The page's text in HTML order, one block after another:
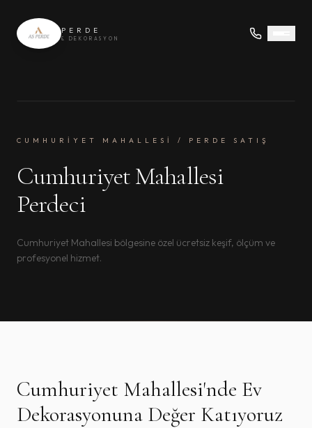
PERDE
& DEKORASYON
CUMHURIYET MAHALLESI / PERDE SATIŞ
Cumhuriyet Mahallesi
Perdeci
Cumhuriyet Mahallesi bölgesine özel ücretsiz keşif, ölçüm ve
profesyonel hizmet.
Cumhuriyet Mahallesi'nde Ev
Dekorasyonuna Değer Katıyoruz